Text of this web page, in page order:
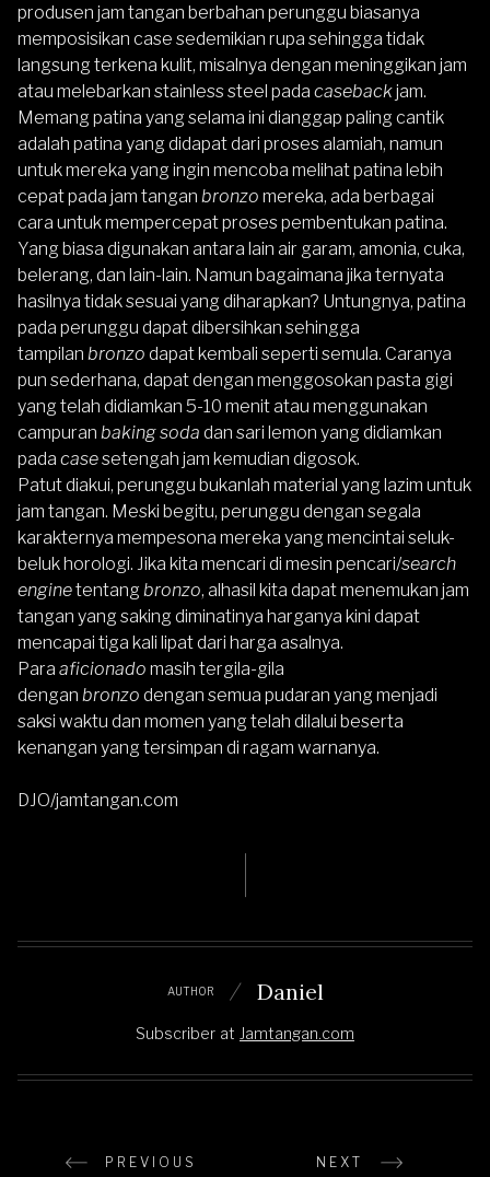
produsen jam tangan berbahan perunggu biasanya
memposisikan case sedemikian rupa sehingga tidak
langsung terkena kulit, misalnya dengan meninggikan jam
atau melebarkan stainless steel pada casebackjam.
Memang patina yang selama ini dianggap paling cantik
adalah patina yang didapat dari proses alamiah, namun
untuk mereka yang ingin mencoba melihat patina lebih
cepat pada jam tangan bronzo mereka, ada berbagai
cara untuk mempercepat proses pembentukan patina.
Yang biasa digunakan antara lain air garam, amonia, cuka,
belerang, dan lain-lain. Namun bagaimana jika ternyata
hasilnya tidak sesuai yang diharapkan? Untungnya, patina
pada perunggu dapat dibersihkan sehingga
tampilan bronzo dapat kembali seperti semula. Caranya
pun sederhana, dapat dengan menggosokan pasta gigi
yang telah didiamkan 5-10 menit atau menggunakan
campuran baking soda dan sari lemon yang didiamkan
pada casesetengah jam kemudian digosok.
Patut diakui, perunggu bukanlah material yang lazim untuk
jam tangan. Meski begitu, perunggu dengan segala
karakternya mempesona mereka yang mencintai seluk-
beluk horologi. Jika kita mencari di mesin pencari/search
enginetentang bronzo, alhasil kita dapat menemukan jam
tangan yang saking diminatinya harganya kini dapat
mencapai tiga kali lipat dari harga asalnya.
Para aficionado masih tergila-gila
dengan bronzo dengan semua pudaran yang menjadi
saksi waktu dan momen yang telah dilalui beserta
kenangan yang tersimpan di ragam warnanya.
DJO/jamtangan.com
AUTHOR Daniel
Subscriber at Jamtangan.com
PREVIOUS NEXT